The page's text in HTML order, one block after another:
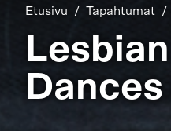
Etusivu Tapahtumat